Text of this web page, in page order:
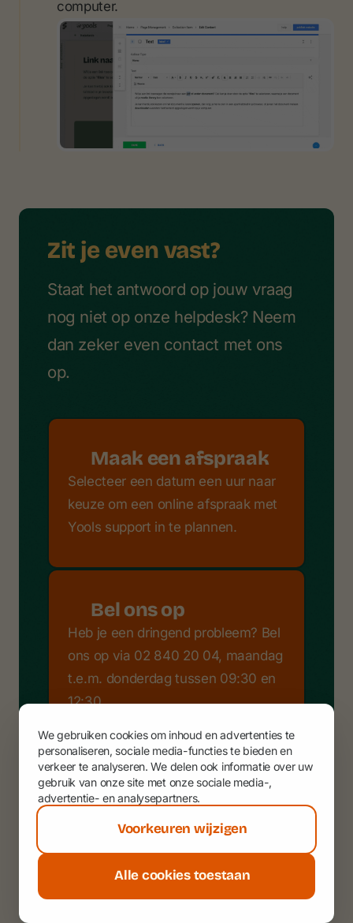
computer.
Zit je even vast?
Staat het antwoord op jouw vraag
nog niet op onze helpdesk? Neem
dan zeker even contact met ons
op.
Maak een afspraak
Selecteer een datum een uur naar
keuze om een online afspraak met
Yools support in te plannen.
Bel ons op
Heb je een dringend probleem? Bel
ons op via 02 840 20 04, maandag
t.e.m. donderdag tussen 09:30 en
12:30.
Stuur een bericht
Geen antwoord gevonden op onze
helpdesk? Stuur ons een mailtje
met je vragen.
We gebruiken cookies om inhoud en advertenties te
personaliseren, sociale media-functies te bieden en
verkeer te analyseren. We delen ook informatie over uw
gebruik van onze site met onze sociale media-,
advertentie- en analysepartners.
Voorkeuren wijzigen
Alle cookies toestaan